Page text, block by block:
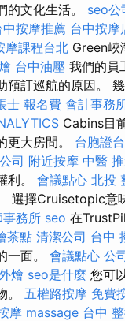
的文化生活。 seo公
中按摩推薦 台中按摩
摩課程台北 Green峽
台中油壓 我們的員
訂巡航的原因。
士 報名費 會計事務
Cabins目
更大房間。 台胞證
司 附近按摩 中醫
利。 會議點心 北投
選擇Cruisetopic意
務所 seo 在
茶點 清潔公司 台中
一面。 會議點心 公
燴 seo是什麼 您可
。 五權路按摩 免費
摩 massage 台中